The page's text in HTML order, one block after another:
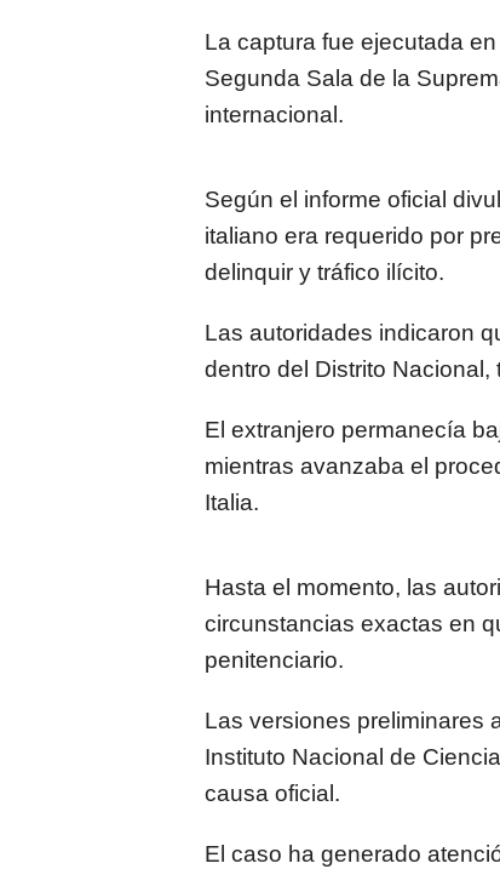
La captura fue ejecutada
Segunda Sala de la
internacional.
Según el informe oficial
italiano era requerido por
delinquir y tráfico ilícito.
Las autoridades indicaron
dentro del Distrito
El extranjero permanecía
mientras avanzaba el
Italia.
Hasta el momento, las
circunstancias exactas en
penitenciario.
Las versiones preliminares
Instituto Nacional de
causa oficial.
El caso ha generado